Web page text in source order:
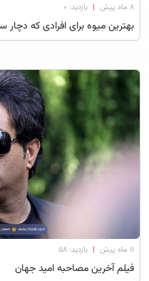
۸ ماه پیش | بازدید: 0
بهترین میوه برای افرادی که
۱۱ ماه پیش | بازدید: 58
فیلم آخرین مصاحبه امید جهان